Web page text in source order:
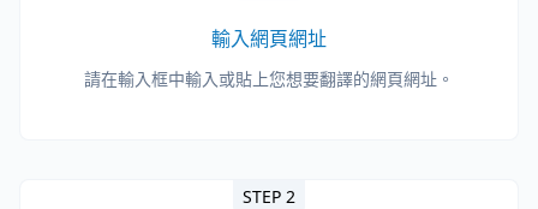
輸入網頁網址
請在輸入框中輸入或貼上您想要翻譯的網頁網址。
STEP 2